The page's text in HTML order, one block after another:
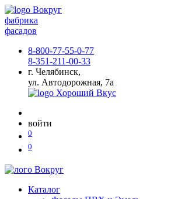
фабрика
фасадов
8-800-77-55-0-77
8-351-211-00-33
г. Челябинск,
ул. Автодорожная, 7а
войти
0
0
Каталог